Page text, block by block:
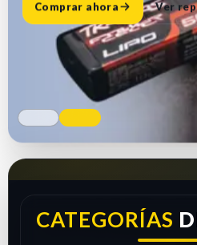
Comprar ahora Ver
CATEGORÍAS